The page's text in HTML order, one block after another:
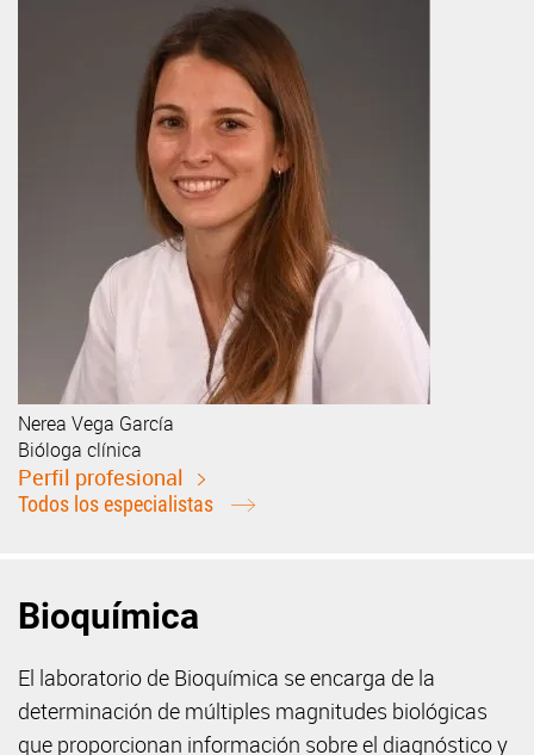
Nerea Vega García
Bióloga clínica
Perfil profesional
Todos los especialistas
Bioquímica
El laboratorio de Bioquímica se encarga de la
determinación de múltiples magnitudes biológicas
que proporcionan información sobre el diagnóstico y